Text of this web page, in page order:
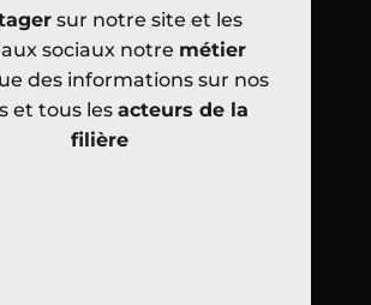
sur notre site et les
sociaux notre métier
des informations sur nos
et tous les acteurs de la
filière